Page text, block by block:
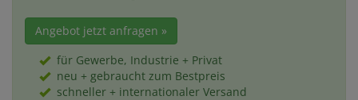
Angebot jetzt anfragen »
für Gewerbe, Industrie + Privat
neu + gebraucht zum Bestpreis
schneller + internationaler Versand